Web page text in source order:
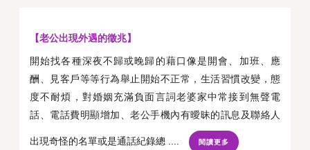
【老公出現外遇的徵兆】
開始找各種深夜不歸或晚歸的藉口像是開會、加班、應
酬、見客戶等等行為舉止開始不正常，生活習慣改變，態
度不耐煩，對婚姻充滿負面言詞老婆家中常接到無聲電
話、電話費明顯增加、老公手機內有曖昧的訊息及聯絡人
出現奇怪的名單或是通話紀錄總 .... 閱讀更多